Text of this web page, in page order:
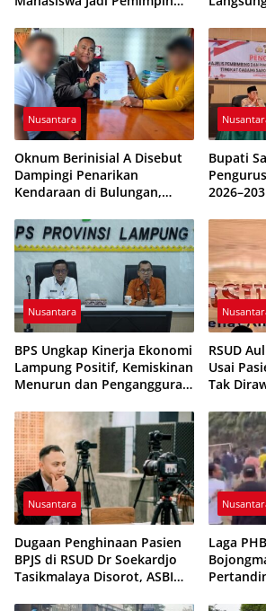
Nusantara
Oknum Berinisial A Disebut
Dampingi Penarikan
Kendaraan di Bulungan,
Bupati
Nusantara
BPS Ungkap Kinerja Ekonomi
Lampung Positif, Kemiskinan
Menurun dan Pengangguran
RSUD
Usai
Tak
Nusantara
Dugaan Penghinaan Pasien
BPJS di RSUD Dr Soekardjo
Tasikmalaya Disorot, ASBI
Laga